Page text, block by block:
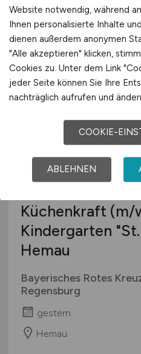
Robert-Bosch-
gestern
Stuttgart
Küchenkraft (m/
Kindergarten
Hemau
Bayerisches Rotes
Regensburg
gestern
Hemau
Website notwendig, während
Ihnen personalisierte Inhalte
dienen außerdem anonymen
"Alle akzeptieren" klicken,
Cookies zu. Unter dem Link
jeder Seite können Sie Ihre
nachträglich aufrufen und
COOKIE-
ABLEHNEN